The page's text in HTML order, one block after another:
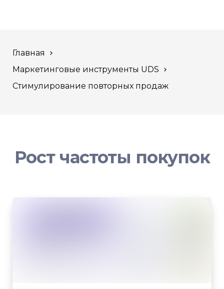
Главная
Маркетинговые инструменты UDS
Стимулирование повторных продаж
Рост частоты покупок